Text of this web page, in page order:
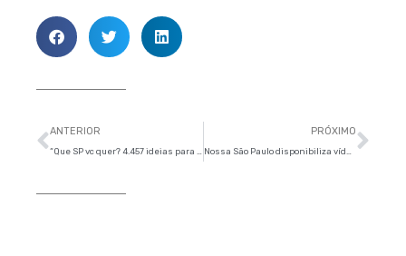
Anterior
ANTERIOR PRÓXIMO